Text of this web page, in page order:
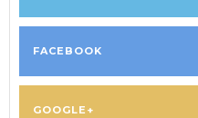
FACEBOOK
GOOGLE+